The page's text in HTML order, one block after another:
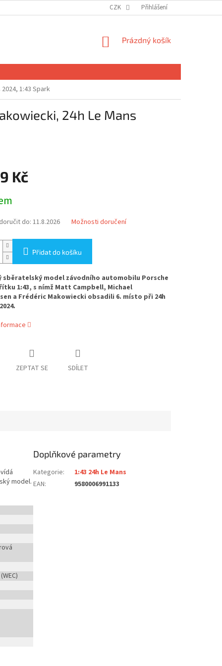
CZK Přihlášení
NÁKUPNÍ
Prázdný košík
1:43 Spark
24h Le Mans
Kč
do: 11.8.2026 Možnosti doručení
Přidat do košíku
sběratelský model závodního automobilu Porsche
1:43, s nímž Matt Campbell, Michael
a Frédéric Makowiecki obsadili 6. místo při 24h
ZEPTAT SE SDÍLET
model.
Doplňkové parametry
Kategorie:
1:43 24h Le Mans
EAN: 9580006991133